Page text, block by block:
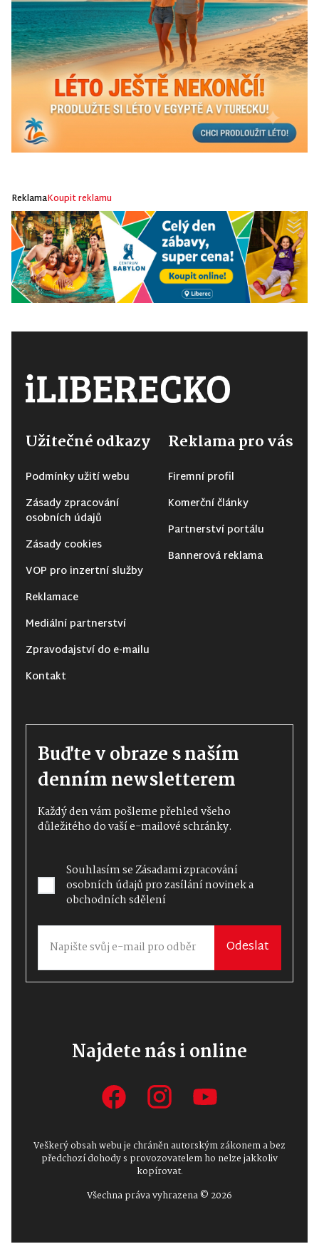
ReklamaKoupit reklamu
Užitečné odkazy
Podmínky užití webu
Zásady zpracování
osobních údajů
Zásady cookies
VOP pro inzertní služby
Reklamace
Mediální partnerství
Zpravodajství do e-mailu
Kontakt
Reklama pro vás
Firemní profil
Komerční články
Partnerství portálu
Bannerová reklama
Buďte v obraze s naším
denním newsletterem
Každý den vám pošleme přehled všeho
důležitého do vaší e-mailové schránky.
Souhlasím seZásadami zpracování
osobních údajůpro zasílání novinek a
obchodních sdělení
Odeslat
Najdete nás i online
Veškerý obsah webu je chráněn autorským zákonem a bez
předchozí dohody s provozovatelem ho nelze jakkoliv
kopírovat.
Všechna práva vyhrazena © 2026